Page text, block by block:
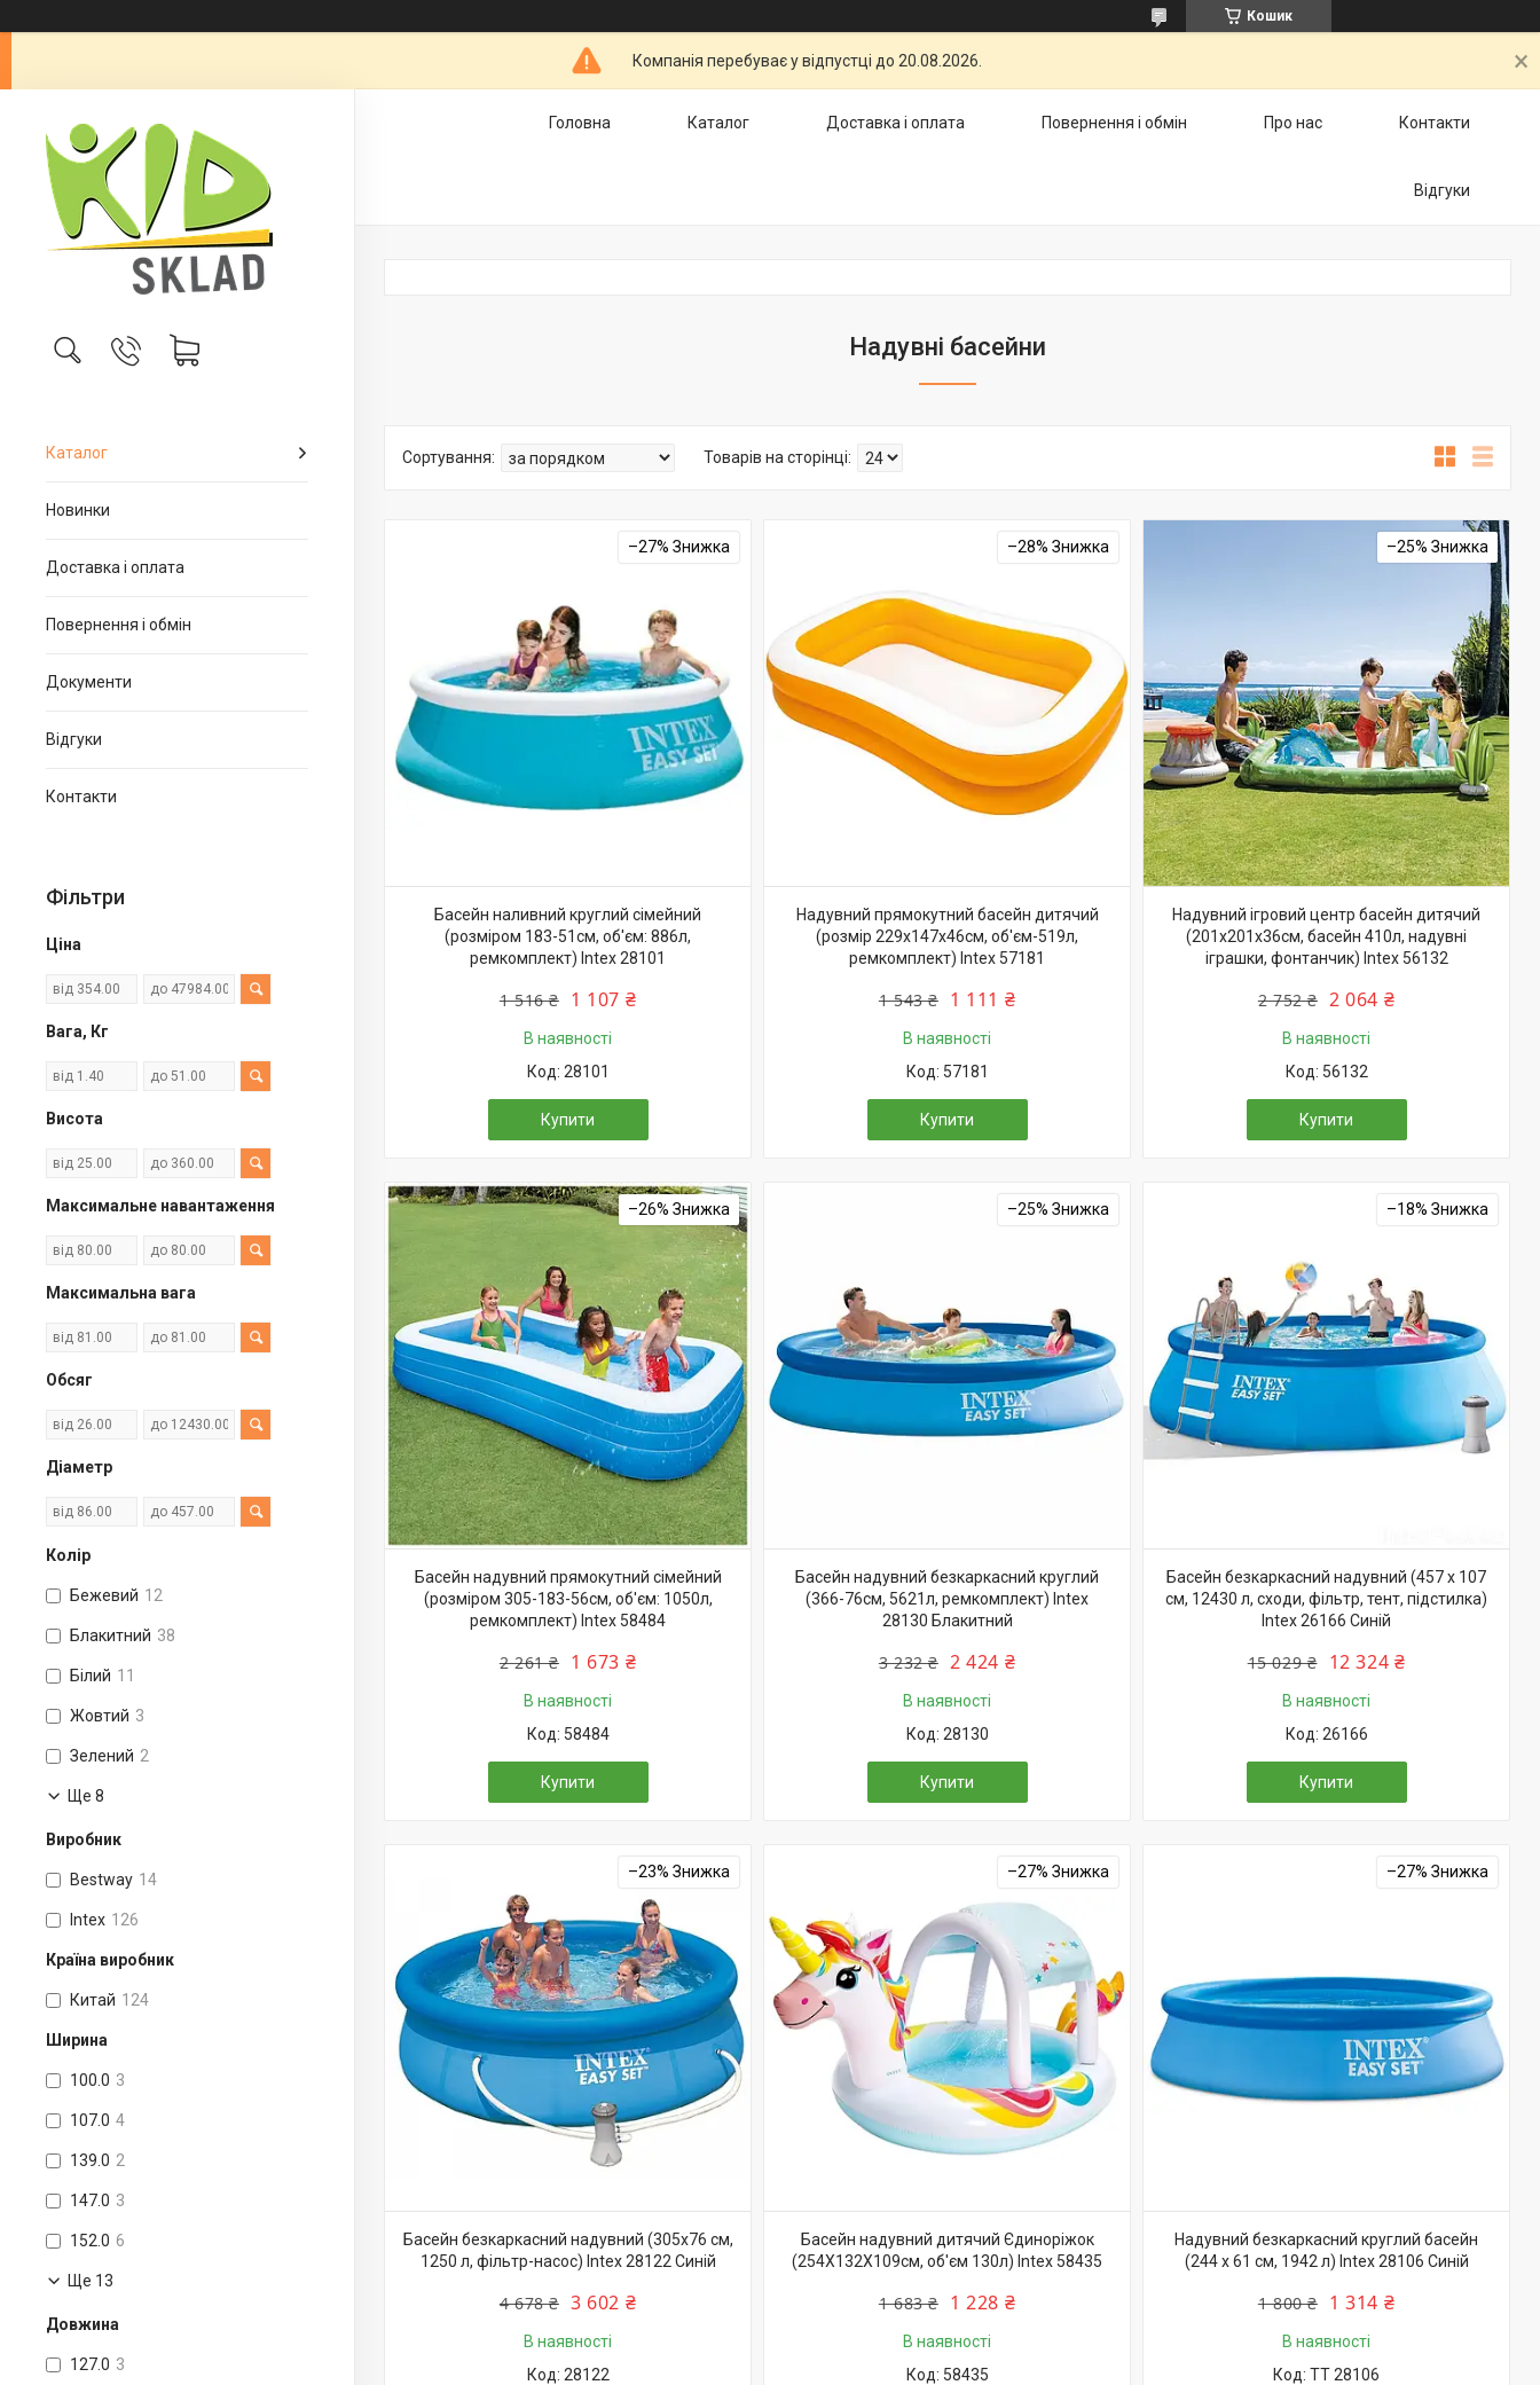
Кошик
Компанія перебуває у відпустці до 20.08.2026.
Каталог
Новинки
Доставка і оплата
Повернення і обмін
Документи
Відгуки
Контакти
Фільтри
Ціна
Вага, Кг
Висота
Максимальне навантаження
Максимальна вага
Обсяг
Діаметр
Колір
Бежевий 12
Блакитний 38
Білий 11
Жовтий 3
Зелений 2
Ще 8
Виробник
Bestway 14
Intex 126
Країна виробник
Китай 124
Ширина
100.0 3
107.0 4
139.0 2
147.0 3
152.0 6
Ще 13
Довжина
127.0 3
Головна Каталог Доставка і оплата Повернення і обмін Про нас Контакти
Відгуки
Надувні басейни
–27%
Басейн наливний круглий сімейний
(розміром 183-51см, об'єм: 886л,
ремкомплект) Intex 28101
1 516 ₴ 1 107 ₴
В наявності
28101
Купити
–28%
Надувний прямокутний басейн дитячий
(розмір 229х147х46см, об'єм-519л,
ремкомплект) Intex 57181
1 543 ₴ 1 111 ₴
В наявності
57181
Купити
–25%
Надувний ігровий центр басейн дитячий
(201х201х36см, басейн 410л, надувні
іграшки, фонтанчик) Intex 56132
2 752 ₴ 2 064 ₴
В наявності
56132
Купити
–26%
Басейн надувний прямокутний сімейний
(розміром 305-183-56см, об'єм: 1050л,
ремкомплект) Intex 58484
2 261 ₴ 1 673 ₴
В наявності
58484
Купити
–25%
Басейн надувний безкаркасний круглий
(366-76см, 5621л, ремкомплект) Intex
28130 Блакитний
3 232 ₴ 2 424 ₴
В наявності
28130
Купити
–18%
Басейн безкаркасний надувний (457 х 107
см, 12430 л, сходи, фільтр, тент, підстилка)
Intex 26166 Синій
15 029 ₴ 12 324 ₴
В наявності
26166
Купити
–23%
Басейн безкаркасний надувний (305х76 см,
1250 л, фільтр-насос) Intex 28122 Синій
4 678 ₴ 3 602 ₴
В наявності
28122
–27%
Басейн надувний дитячий Єдиноріжок
(254X132X109см, об'єм 130л) Intex 58435
1 683 ₴ 1 228 ₴
В наявності
58435
–27%
Надувний безкаркасний круглий басейн
(244 х 61 см, 1942 л) Intex 28106 Синій
1 800 ₴ 1 314 ₴
В наявності
TT 28106